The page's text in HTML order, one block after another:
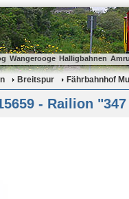
Wangerooge Halligbahnen
Breitspur Fährbahnhof
- Railion